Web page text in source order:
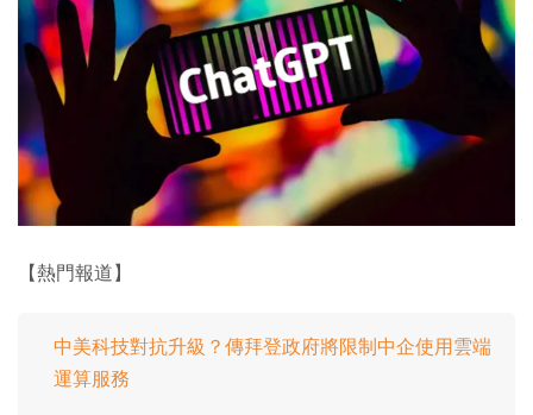
【熱門報道】
中美科技對抗升級？傳拜登政府將限制中企使用雲端
運算服務